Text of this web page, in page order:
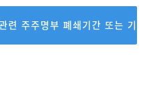
련 주주명부 폐쇄기간 또는 기준